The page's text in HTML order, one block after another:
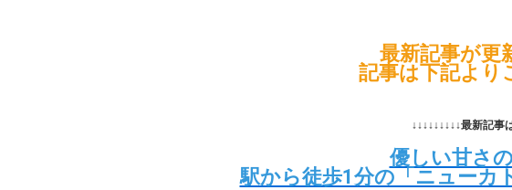
最新記事が更
記事は下記より
↓↓↓↓↓↓↓↓↓最新記事
優しい甘さ
駅から徒歩1分の「ニューカ